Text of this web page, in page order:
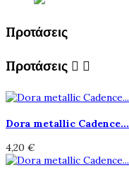
Προτάσεις
Προτάσεις  
Dora metallic Cadence...
4,20 €